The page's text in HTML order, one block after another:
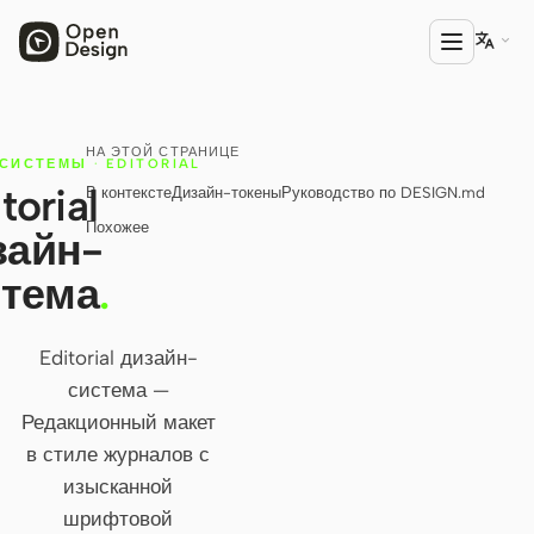
ПРОДУКТ
Open Design
HTML Anything
HTML Video
Codex Slides
Open Design Plugin
АГЕНТЫ
Codex
Cursor Agent

НА ЭТОЙ СТРАНИЦЕ
В контекстеДизайн-токеныРуководство по DESIGN.md
Похожее
· EDITORIAL
.
Editorial дизайн-
система —
Редакционный макет
в стиле журналов с
изысканной
шрифтовой